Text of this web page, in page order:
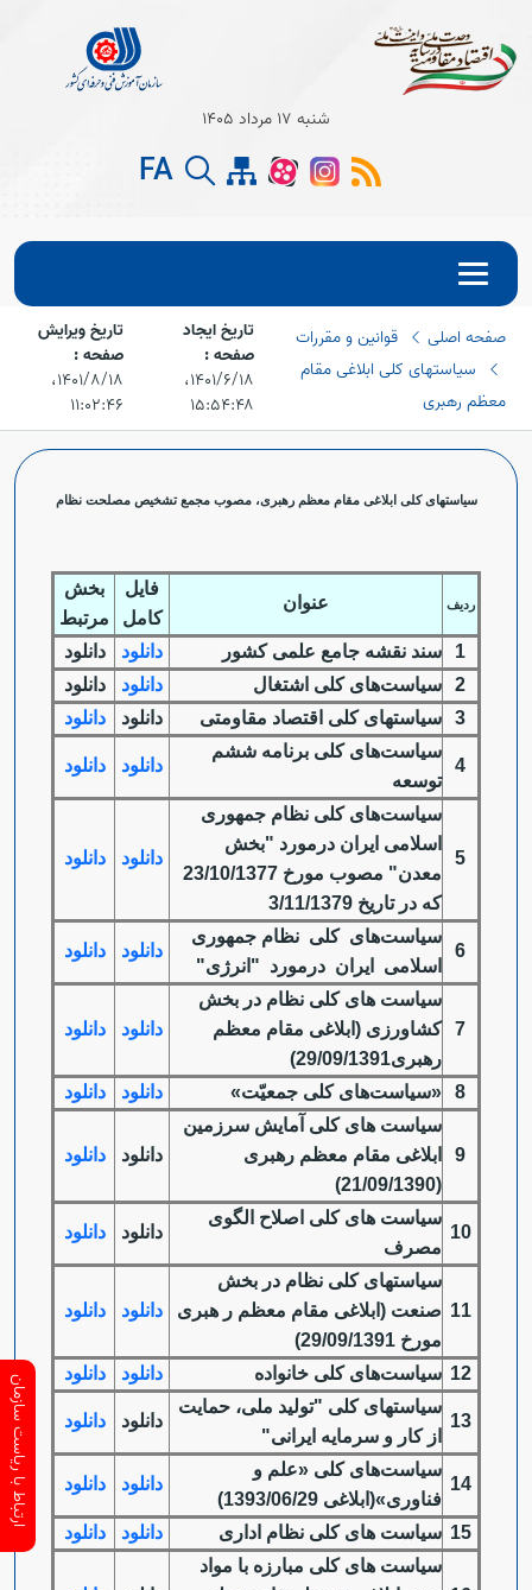
شنبه 17 مرداد 1405
FA
صفحه اصلی
قوانین و مقررات
سیاستهای کلی ابلاغی مقام
معظم رهبری
تاریخ ایجاد
صفحه :
۱۴۰۱/۶/۱۸،‏
۱۵:۵۴:۴۸
تاریخ ویرایش
صفحه :
۱۴۰۱/۸/۱۸،‏
۱۱:۰۲:۴۶
سیاستهای کلی ابلاغی مقام معظم رهبری، مصوب مجمع تشخیص مصلحت نظام
ردیف عنوان
فایل
کامل
بخش
مرتبط
1
سند نقشه جامع علمی کشور دانلود
دانلود
2
سیاست‌های کلی اشتغال دانلود
دانلود
3
سیاستهای کلی اقتصاد مقاومتی دانلود دانلود
4
سیاست‌های کلی برنامه ششم
توسعه
دانلود دانلود
5
سیاست‌های کلی نظام جمهوری
اسلامی ایران درمورد "بخش
معدن" مصوب مورخ 23/10/1377
که در تاریخ 3/11/1379
دانلود دانلود
6
سیاست‌های کلی نظام جمهوری
اسلامی ایران درمورد "انرژی"
دانلود دانلود
7
سیاست های کلی نظام در بخش
کشاورزی (ابلاغی مقام معظم
رهبری29/09/1391)
دانلود دانلود
8 «سیاست‌های کلی جمعیّت» دانلود دانلود
9
سیاست های کلی آمایش سرزمین
ابلاغی مقام معظم رهبری
(21/09/1390)
دانلود دانلود
10
سیاست های کلی اصلاح الگوی
مصرف
دانلود دانلود
11
سیاست­های کلی نظام در بخش
صنعت (ابلاغی مقام معظم ر هبری
مورخ 29/09/1391)
دانلود دانلود
12 سیاست‌های کلی خانواده دانلود دانلود
13
سیاستهای کلی "تولید ملی، حمایت
از کار و سرمایه ایرانی"
دانلود دانلود
14
سیاست‌های کلی «علم و
فناوری»(ابلاغی 1393/06/29)
دانلود دانلود
15 سیاست های کلی نظام اداری دانلود دانلود
سیاست های کلی مبارزه با مواد
ارتباط با ریاست سازمان